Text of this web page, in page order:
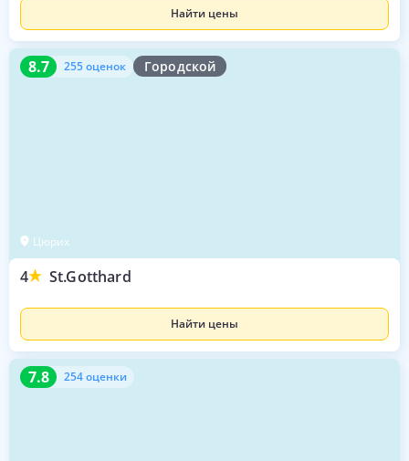
Найти цены
8.7 255 оценок Городской
Цюрих
4 St.Gotthard
8.7 255 оценок
Найти цены
7.8 254 оценки
7.8 254 оценки